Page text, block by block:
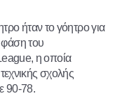
ήταν το γόητρο για
φάση του
η οποία
σχολής
90-78.